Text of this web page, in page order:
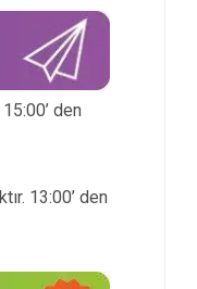
den
13:00’ den